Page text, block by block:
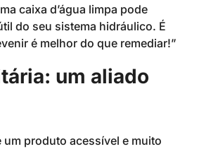
caixa d’água limpa pode
do seu sistema hidráulico. É
é melhor do que remediar!”
um aliado
um produto acessível e muito